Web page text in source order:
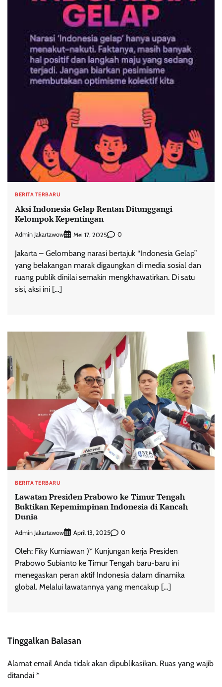
BERITA TERBARU
Aksi Indonesia Gelap Rentan Ditunggangi
Kelompok Kepentingan
Admin Jakartawow Mei 17, 2025 0
Jakarta – Gelombang narasi bertajuk “Indonesia Gelap”
yang belakangan marak digaungkan di media sosial dan
ruang publik dinilai semakin mengkhawatirkan. Di satu
sisi, aksi ini […]
BERITA TERBARU
Lawatan Presiden Prabowo ke Timur Tengah
Buktikan Kepemimpinan Indonesia di Kancah
Dunia
Admin Jakartawow April 13, 2025 0
Oleh: Fiky Kurniawan )* Kunjungan kerja Presiden
Prabowo Subianto ke Timur Tengah baru-baru ini
menegaskan peran aktif Indonesia dalam dinamika
global. Melalui lawatannya yang mencakup […]
Tinggalkan Balasan
Alamat email Anda tidak akan dipublikasikan. Ruas yang wajib
ditandai *